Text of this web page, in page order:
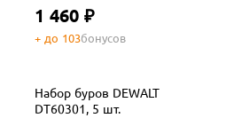
1 460 ₽
+ до 103бонусов
Набор буров DEWALT
DT60301, 5 шт.